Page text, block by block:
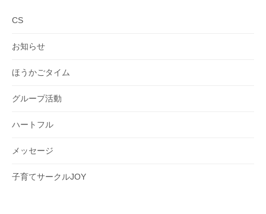
CS
お知らせ
ほうかごタイム
グループ活動
ハートフル
メッセージ
子育てサークルJOY